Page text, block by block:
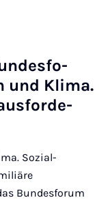
und Kli­ma.
Sozial-
Bundesforum